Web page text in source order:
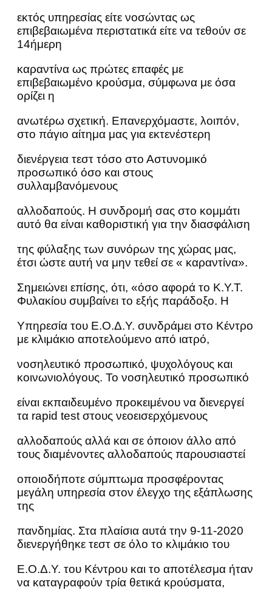
εκτός υπηρεσίας είτε νοσώντας ως
επιβεβαιωμένα περιστατικά είτε να τεθούν σε
14ήμερη
καραντίνα ως πρώτες επαφές με
επιβεβαιωμένο κρούσμα, σύμφωνα με όσα
ορίζει η
ανωτέρω σχετική. Επανερχόμαστε, λοιπόν,
στο πάγιο αίτημα μας για εκτενέστερη
διενέργεια τεστ τόσο στο Αστυνομικό
προσωπικό όσο και στους
συλλαμβανόμενους
αλλοδαπούς. Η συνδρομή σας στο κομμάτι
αυτό θα είναι καθοριστική για την διασφάλιση
της φύλαξης των συνόρων της χώρας μας,
έτσι ώστε αυτή να μην τεθεί σε « καραντίνα».
Σημειώνει επίσης, ότι, «όσο αφορά το Κ.Υ.Τ.
Φυλακίου συμβαίνει το εξής παράδοξο. Η
Υπηρεσία του Ε.Ο.Δ.Υ. συνδράμει στο Κέντρο
με κλιμάκιο αποτελούμενο από ιατρό,
νοσηλευτικό προσωπικό, ψυχολόγους και
κοινωνιολόγους. Το νοσηλευτικό προσωπικό
είναι εκπαιδευμένο προκειμένου να διενεργεί
τα rapid test στους νεοεισερχόμενους
αλλοδαπούς αλλά και σε όποιον άλλο από
τους διαμένοντες αλλοδαπούς παρουσιαστεί
οποιοδήποτε σύμπτωμα προσφέροντας
μεγάλη υπηρεσία στον έλεγχο της εξάπλωσης
της
πανδημίας. Στα πλαίσια αυτά την 9-11-2020
διενεργήθηκε τεστ σε όλο το κλιμάκιο του
Ε.Ο.Δ.Υ. του Κέντρου και το αποτέλεσμα ήταν
να καταγραφούν τρία θετικά κρούσματα,